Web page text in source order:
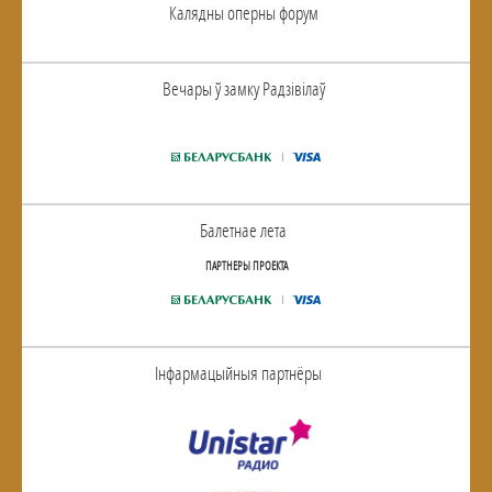
Калядны оперны форум
Вечары ў замку Радзiвiлаў
Балетнае лета
ПАРТНЕРЫ ПРОЕКТА
Інфармацыйныя партнёры